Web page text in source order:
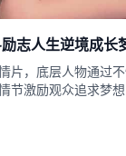
志人生逆境成长
片，底层人物通过
节激励观众追求梦想